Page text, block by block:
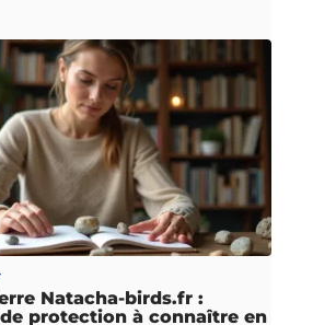
Natacha-birds.fr :
protection à connaître en